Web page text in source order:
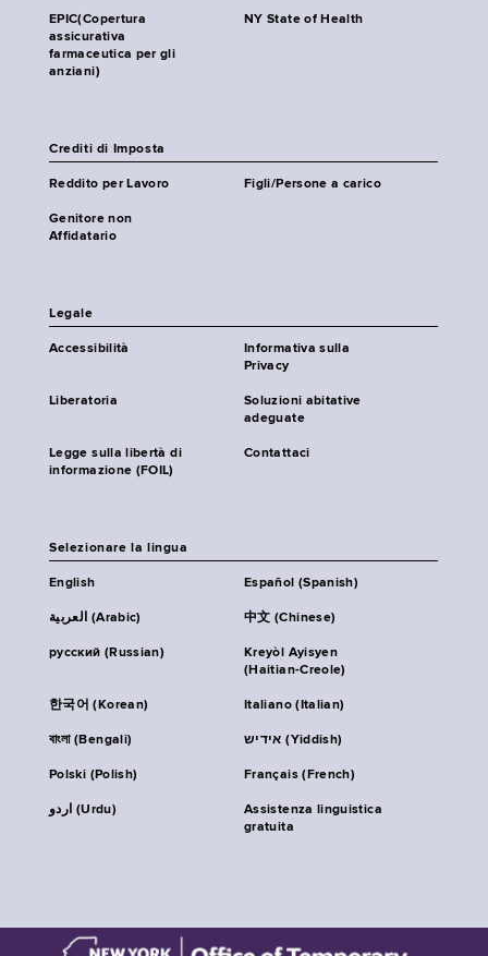
EPIC(Copertura
assicurativa
farmaceutica per gli
anziani)
NY State of Health
Crediti di Imposta
Reddito per Lavoro Figli/Persone a carico
Genitore non
Affidatario
Legale
Accessibilità
Informativa sulla
Privacy
Liberatoria
Soluzioni abitative
adeguate
Legge sulla libertà di
informazione (FOIL)
Contattaci
Selezionare la lingua
English Español (Spanish)
العربية (Arabic) 中文 (Chinese)
русский (Russian)
Kreyòl Ayisyen
(Haitian-Creole)
한국어 (Korean) Italiano (Italian)
বাংলা (Bengali) אידיש (Yiddish)
Polski (Polish) Français (French)
اردو (Urdu)
Assistenza linguistica
gratuita